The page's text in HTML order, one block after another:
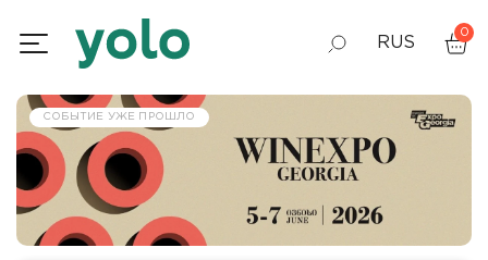
RUS
ENG
0
СОБЫТИЕ УЖЕ ПРОШЛО